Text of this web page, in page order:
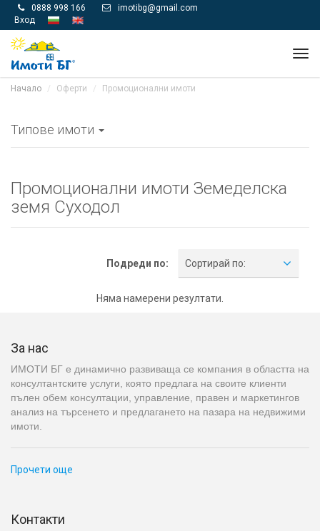
 0888 998 166 
imotibg@gmail.com
Вход
Начало Оферти Промоционални имоти
Типове имоти
Промоционални имоти Земеделска
земя Суходол
Подреди по: Сортирай по:
Няма намерени резултати.
За нас
ИМОТИ БГ е динамично развиваща се компания в областта на
консултантските услуги, която предлага на своите клиенти
пълен обем консултации, управление, правен и маркетингов
анализ на търсенето и предлагането на пазара на недвижими
имоти.
Прочети още
Контакти